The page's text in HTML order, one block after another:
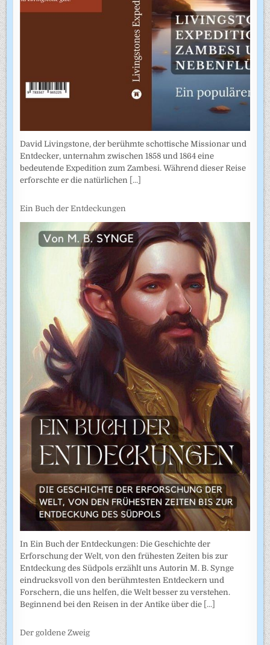
David Livingstone, der berühmte schottische Missionar und
Entdecker, unternahm zwischen 1858 und 1864 eine
bedeutende Expedition zum Zambesi. Während dieser Reise
erforschte er die natürlichen [...]
Ein Buch der Entdeckungen
In Ein Buch der Entdeckungen: Die Geschichte der
Erforschung der Welt, von den frühesten Zeiten bis zur
Entdeckung des Südpols erzählt uns Autorin M. B. Synge
eindrucksvoll von den berühmtesten Entdeckern und
Forschern, die uns helfen, die Welt besser zu verstehen.
Beginnend bei den Reisen in der Antike über die [...]
Der goldene Zweig